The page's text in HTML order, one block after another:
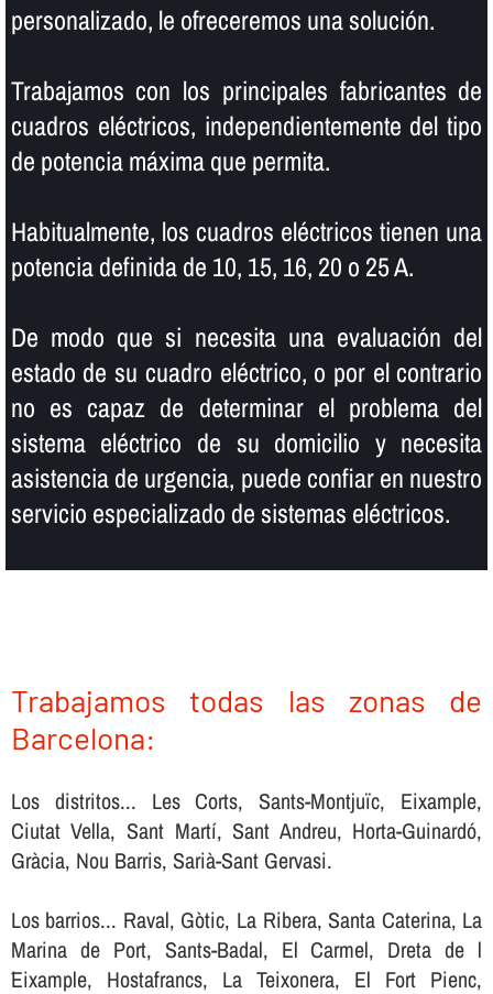
personalizado, le ofreceremos una solución.
Trabajamos con los principales fabricantes de
cuadros eléctricos, independientemente del tipo
de potencia máxima que permita.
Habitualmente, los cuadros eléctricos tienen una
potencia definida de 10, 15, 16, 20 o 25 A.
De modo que si necesita una evaluación del
estado de su cuadro eléctrico, o por el contrario
no es capaz de determinar el problema del
sistema eléctrico de su domicilio y necesita
asistencia de urgencia, puede confiar en nuestro
servicio especializado de sistemas eléctricos.
Trabajamos todas las zonas de
Barcelona:
Los distritos... Les Corts, Sants-Montjuïc, Eixample,
Ciutat Vella, Sant Martí, Sant Andreu, Horta-Guinardó,
Gràcia, Nou Barris, Sarià-Sant Gervasi.
Los barrios... Raval, Gòtic, La Ribera, Santa Caterina, La
Marina de Port, Sants-Badal, El Carmel, Dreta de l
´Eixample, Hostafrancs, La Teixonera, El Fort Pienc,